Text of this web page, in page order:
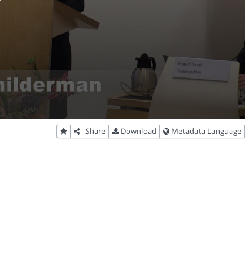
Share Download Metadata Language